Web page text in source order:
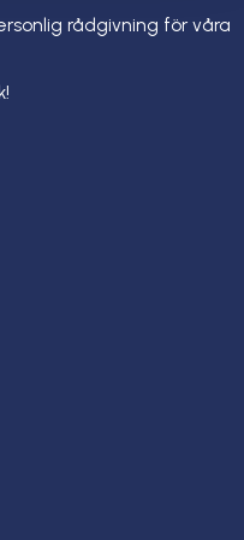
rådgivning för våra